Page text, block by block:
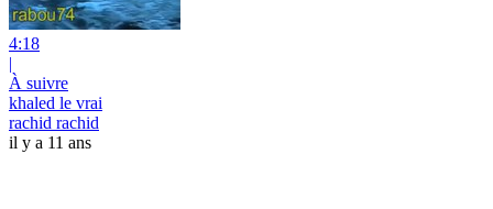
4:18
|
À suivre
khaled le vrai
rachid rachid
il y a 11 ans